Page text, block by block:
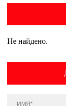
Не найдено.